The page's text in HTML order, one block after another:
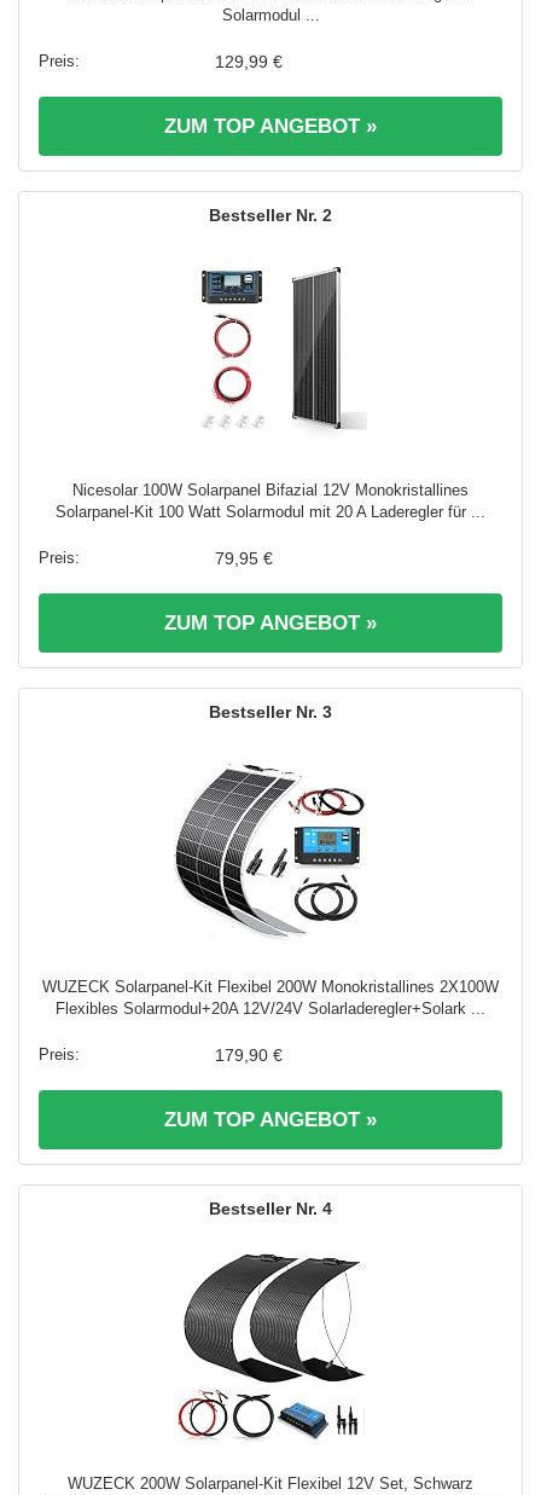
Solarmodul ...
129,99 €
ZUM TOP ANGEBOT »
2
Nicesolar 100W Solarpanel Bifazial 12V Monokristallines
Solarpanel-Kit 100 Watt Solarmodul mit 20 A Laderegler für ...
79,95 €
ZUM TOP ANGEBOT »
3
WUZECK Solarpanel-Kit Flexibel 200W Monokristallines 2X100W
Flexibles Solarmodul+20A 12V/24V Solarladeregler+Solark ...
179,90 €
ZUM TOP ANGEBOT »
4
WUZECK 200W Solarpanel-Kit Flexibel 12V Set, Schwarz